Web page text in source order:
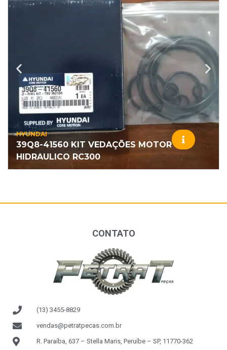
HYUNDAI
39Q8-41560 KIT VEDAÇÕES MOTOR
HIDRAULICO RC300
CONTATO
(13) 3455-8829
vendas@petratpecas.com.br
R. Paraíba, 637 – Stella Maris, Peruíbe – SP, 11770-362